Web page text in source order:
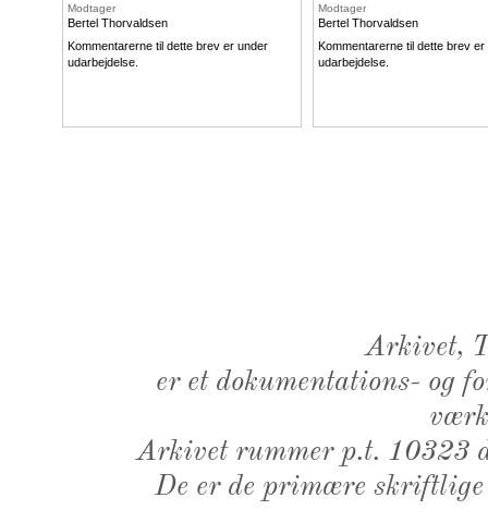
Modtager
Bertel Thorvaldsen
Kommentarerne til dette brev er under
udarbejdelse.
Modtager
Bertel Thorvaldsen
Kommentarerne til dette brev er
udarbejdelse.
Arkivet,
er et dokumentations- og
Arkivet rummer p.t. 10323
De er de primære